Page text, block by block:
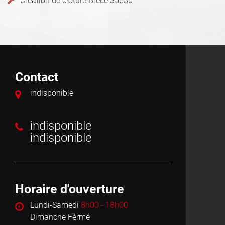
Contact
indisponible
indisponible
indisponible
Horaire d'ouverture
Lundi-Samedi 8h00 - 18h00
Dimanche Férmé